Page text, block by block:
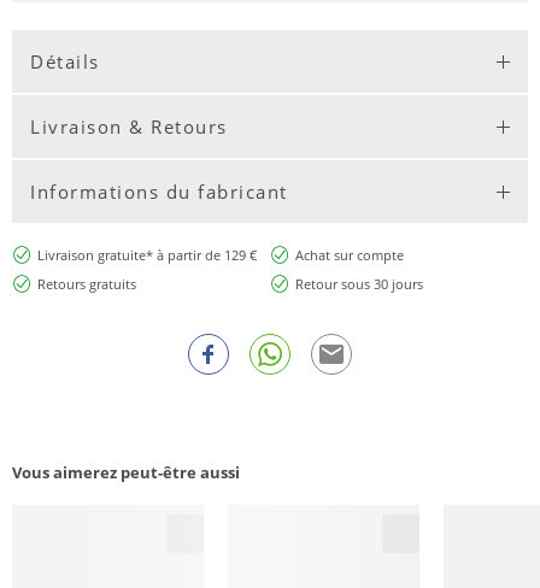
Détails
Livraison & Retours
Informations du fabricant
Livraison gratuite* à partir de 129 €
Achat sur compte
Retours gratuits
Retour sous 30 jours
Vous aimerez peut-être aussi